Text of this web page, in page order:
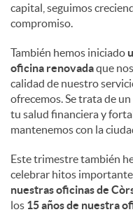
capital, seguimos
compromiso.
También hemos iniciado
oficina renovadaque
calidad de nuestro
ofrecemos. Se trata de
tu salud financiera y
mantenemos con la
Este trimestre también
celebrar hitos
nuestras oficinas de
los 15 años de nuestra